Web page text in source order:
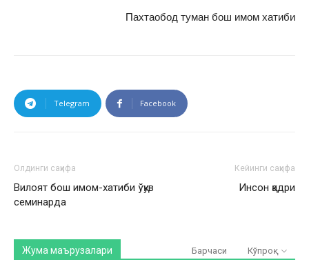
Пахтаобод туман бош имом хатиби
Telegram Facebook
Олдинги саҳифа
Вилоят бош имом-хатиби ўқув
семинарда
Кейинги саҳифа
Инсон қадри
Жума маърузалари Барчаси Кўпроқ